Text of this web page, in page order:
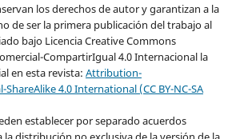
los derechos de autor y garantizan a la
de ser la primera publicación del trabajo al
bajo Licencia Creative Commons
CompartirIgual 4.0 Internacional la
en esta revista: Attribution-
4.0 International (CC BY-NC-SA
establecer por separado acuerdos